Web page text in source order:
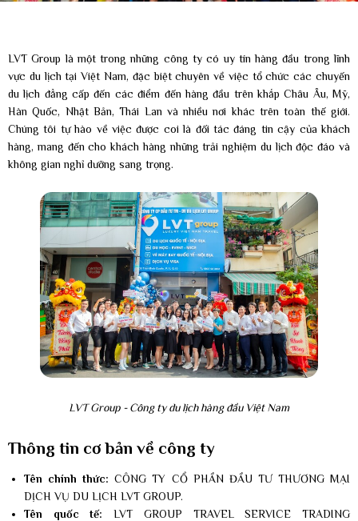
LVT Group là một trong những công ty có uy tín hàng đầu trong lĩnh
vực du lịch tại Việt Nam, đặc biệt chuyên về việc tổ chức các chuyến
du lịch đẳng cấp đến các điểm đến hàng đầu trên khắp Châu Âu, Mỹ,
Hàn Quốc, Nhật Bản, Thái Lan và nhiều nơi khác trên toàn thế giới.
Chúng tôi tự hào về việc được coi là đối tác đáng tin cậy của khách
hàng, mang đến cho khách hàng những trải nghiệm du lịch độc đáo và
không gian nghỉ dưỡng sang trọng.
LVT Group - Công ty du lịch hàng đầu Việt Nam
Thông tin cơ bản về công ty
Tên chính thức: CÔNG TY CỔ PHẦN ĐẦU TƯ THƯƠNG MẠI
DỊCH VỤ DU LỊCH LVT GROUP.
Tên quốc tế: LVT GROUP TRAVEL SERVICE TRADING